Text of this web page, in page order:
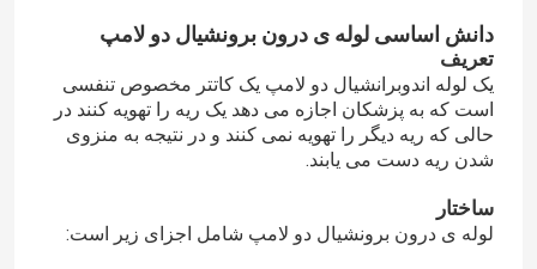
دانش اساسی لوله ی درون برونشیال دو لامپ
تعریف
یک لوله اندوبرانشیال دو لامپ یک کاتتر مخصوص تنفسی
است که به پزشکان اجازه می دهد یک ریه را تهویه کنند در
حالی که ریه دیگر را تهویه نمی کنند و در نتیجه به منزوی
شدن ریه دست می یابند.
ساختار
لوله ی درون برونشیال دو لامپ شامل اجزای زیر است: